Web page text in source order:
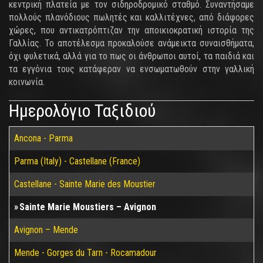
κεντρική πλατεία με τον σιδηροδρομικό σταθμό. Συναντήσαμε
πολλούς πλανόδιους πωλητές και καλλιτέχνες, από διάφορες
χώρες, που αντικατρόπτιζαν την αποικιοκρατική ιστορία της
Γαλλίας. Το αποτέλεσμα προκαλούσε ανάμεικτα συναισθήματα,
όχι φυλετικά, αλλά για το πως οι άνθρωποι αυτοί, τα παιδιά και
τα εγγόνια τους κατάφεραν να ενσωματωθούν στην γαλλική
κοινωνία.
Ημερολόγιο Ταξιδιού
Ancona - Parma
Parma (Italy) - Castellane (France)
Castellane - Sainte Marie des Moustier
Sainte Marie Moustiers – Avignon
Avignon – Mende
Mende - Gorges du Tarn - Rocamadour